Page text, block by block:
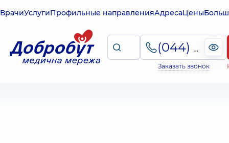
ВрачиУслугиПрофильные направленияАдресаЦены
(044) 495-2-888
Заказать звонок